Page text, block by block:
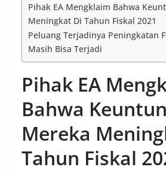
Pihak EA Mengklaim Bahwa
Meningkat Di Tahun Fiskal 2021
Peluang Terjadinya Peningkatan
Masih Bisa Terjadi
Pihak EA
Bahwa
Mereka
Tahun Fiskal